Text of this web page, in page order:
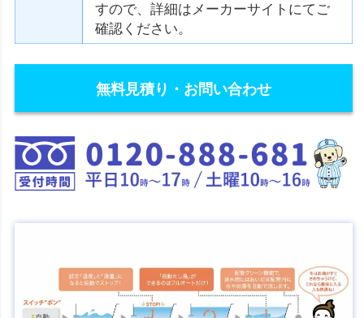
すので、詳細はメーカーサイトにてご
確認ください。
無料見積り・お問い合わせ